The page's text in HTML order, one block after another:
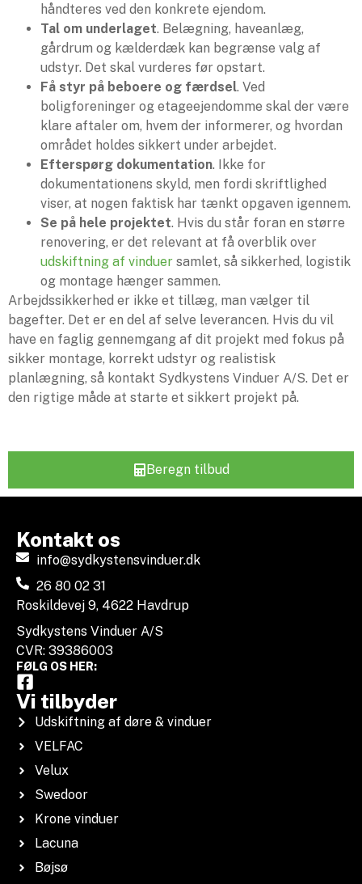
håndteres ved den konkrete ejendom.
Tal om underlaget. Belægning, haveanlæg,
gårdrum og kælderdæk kan begrænse valg af
udstyr. Det skal vurderes før opstart.
Få styr på beboere og færdsel. Ved
boligforeninger og etageejendomme skal der være
klare aftaler om, hvem der informerer, og hvordan
området holdes sikkert under arbejdet.
Efterspørg dokumentation. Ikke for
dokumentationens skyld, men fordi skriftlighed
viser, at nogen faktisk har tænkt opgaven igennem.
Se på hele projektet. Hvis du står foran en større
renovering, er det relevant at få overblik over
udskiftning af vinduer samlet, så sikkerhed, logistik
og montage hænger sammen.
Arbejdssikkerhed er ikke et tillæg, man vælger til
bagefter. Det er en del af selve leverancen. Hvis du vil
have en faglig gennemgang af dit projekt med fokus på
sikker montage, korrekt udstyr og realistisk
planlægning, så kontakt Sydkystens Vinduer A/S. Det er
den rigtige måde at starte et sikkert projekt på.
Beregn tilbud
Kontakt os
info@sydkystensvinduer.dk
26 80 02 31
Roskildevej 9, 4622 Havdrup
Sydkystens Vinduer A/S
CVR: 39386003
FØLG OS HER:
Vi tilbyder
Udskiftning af døre & vinduer
VELFAC
Velux
Swedoor
Krone vinduer
Lacuna
Bøjsø